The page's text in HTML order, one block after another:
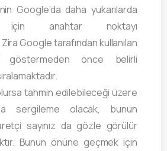
Google’da daha yukarılarda
için anahtar noktayı
Google tarafından kullanılan
göstermeden önce belirli
tahmin edilebileceği üzere
sergileme olacak, bunun
sayınız da gözle görülür
Bunun önüne geçmek için